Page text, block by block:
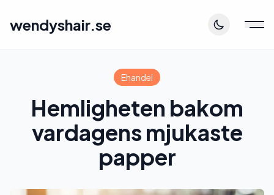
wendyshair.se
Ehandel
Hemligheten bakom
vardagens mjukaste
papper